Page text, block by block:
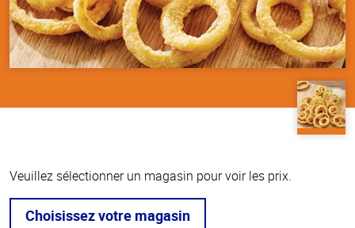
Veuillez sélectionner un magasin pour voir les prix.
Choisissez votre magasin